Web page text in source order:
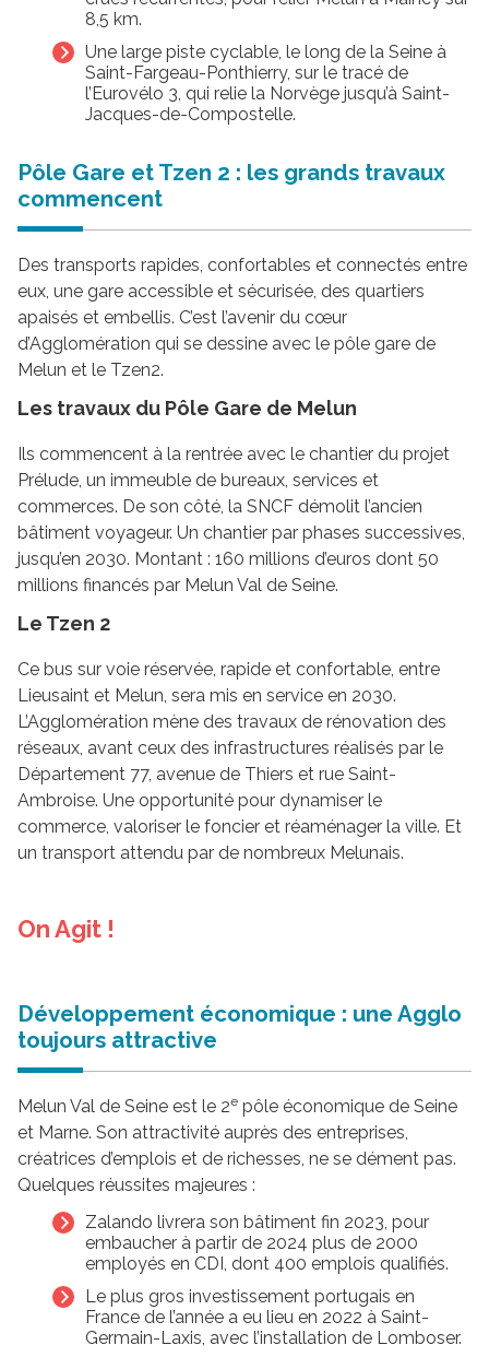
8,5 km.
Une large piste cyclable, le long de la Seine à
Saint-Fargeau-Ponthierry, sur le tracé de
l’Eurovélo 3, qui relie la Norvège jusqu’à Saint-
Jacques-de-Compostelle.
Pôle Gare et Tzen 2 : les grands travaux
commencent
Des transports rapides, confortables et connectés entre
eux, une gare accessible et sécurisée, des quartiers
apaisés et embellis. C’est l’avenir du cœur
d’Agglomération qui se dessine avec le pôle gare de
Melun et le Tzen2.
Les travaux du Pôle Gare de Melun
Ils commencent à la rentrée avec le chantier du projet
Prélude, un immeuble de bureaux, services et
commerces. De son côté, la SNCF démolit l’ancien
bâtiment voyageur. Un chantier par phases successives,
jusqu’en 2030. Montant : 160 millions d’euros dont 50
millions financés par Melun Val de Seine.
Le Tzen 2
Ce bus sur voie réservée, rapide et confortable, entre
Lieusaint et Melun, sera mis en service en 2030.
L’Agglomération mène des travaux de rénovation des
réseaux, avant ceux des infrastructures réalisés par le
Département 77, avenue de Thiers et rue Saint-
Ambroise. Une opportunité pour dynamiser le
commerce, valoriser le foncier et réaménager la ville. Et
un transport attendu par de nombreux Melunais.
On Agit !
Développement économique : une Agglo
toujours attractive
Melun Val de Seine est le 2e pôle économique de Seine
et Marne. Son attractivité auprès des entreprises,
créatrices d’emplois et de richesses, ne se dément pas.
Quelques réussites majeures :
Zalando livrera son bâtiment fin 2023, pour
embaucher à partir de 2024 plus de 2000
employés en CDI, dont 400 emplois qualifiés.
Le plus gros investissement portugais en
France de l’année a eu lieu en 2022 à Saint-
Germain-Laxis, avec l’installation de Lomboser.